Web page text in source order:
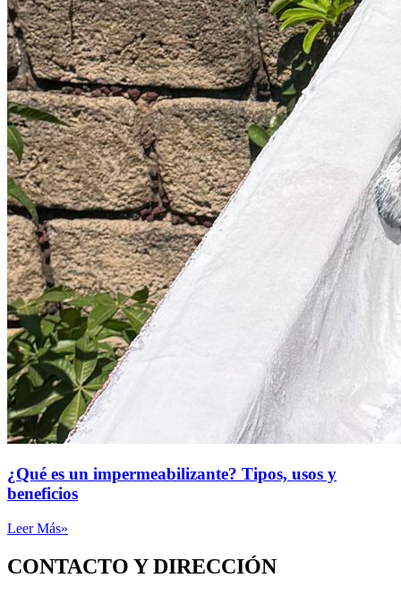
¿Qué es un impermeabilizante? Tipos, usos y
beneficios
Leer Más»
CONTACTO Y DIRECCIÓN